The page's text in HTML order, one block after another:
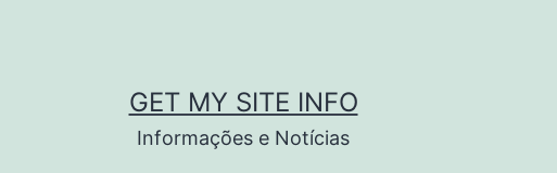
GET MY SITE INFO
Informações e Notícias